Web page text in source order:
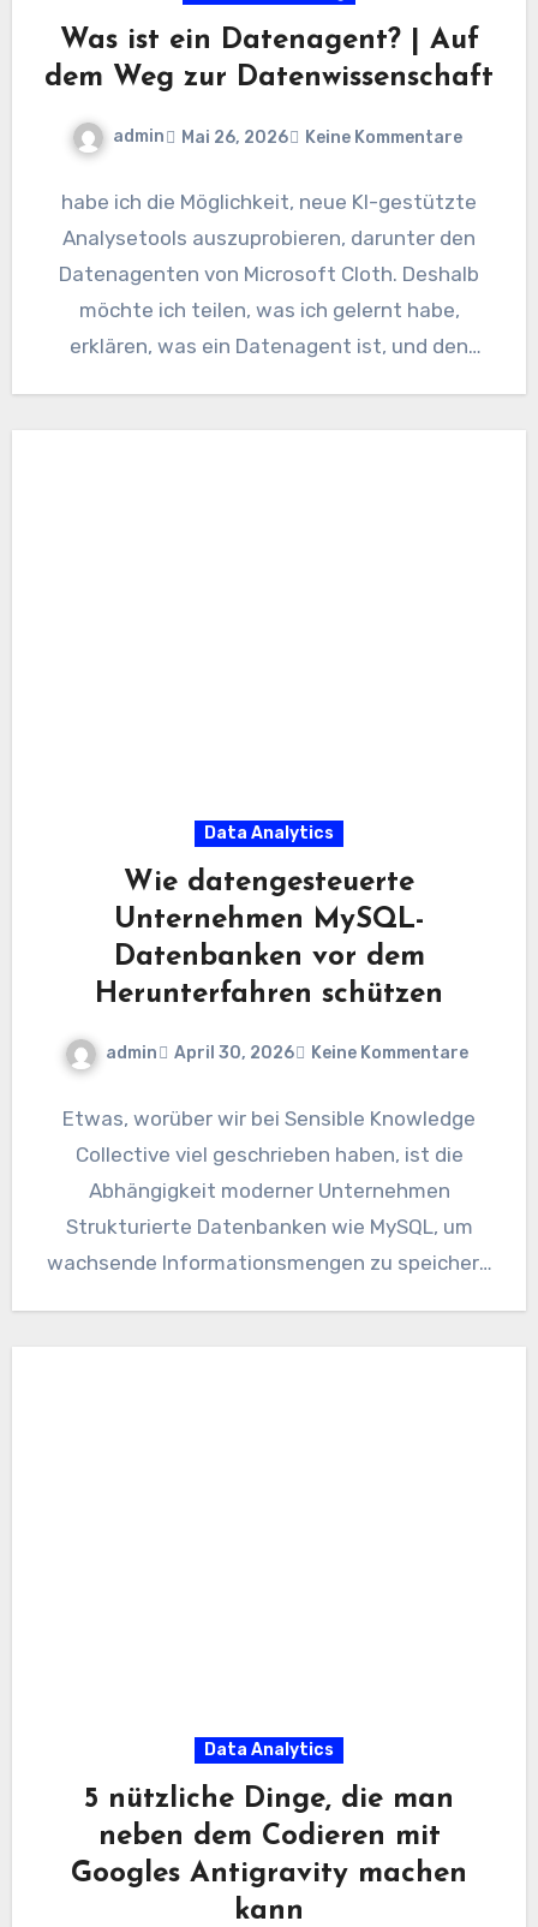
Was ist ein Datenagent? | Auf
dem Weg zur Datenwissenschaft
admin Mai 26, 2026 Keine Kommentare
habe ich die Möglichkeit, neue KI-gestützte
Analysetools auszuprobieren, darunter den
Datenagenten von Microsoft Cloth. Deshalb
möchte ich teilen, was ich gelernt habe,
erklären, was ein Datenagent ist, und den
Data Analytics
Wie datengesteuerte
Unternehmen MySQL-
Datenbanken vor dem
Herunterfahren schützen
admin April 30, 2026 Keine Kommentare
Etwas, worüber wir bei Sensible Knowledge
Collective viel geschrieben haben, ist die
Abhängigkeit moderner Unternehmen
Strukturierte Datenbanken wie MySQL, um
wachsende Informationsmengen zu speichern
Data Analytics
5 nützliche Dinge, die man
neben dem Codieren mit
Googles Antigravity machen
kann